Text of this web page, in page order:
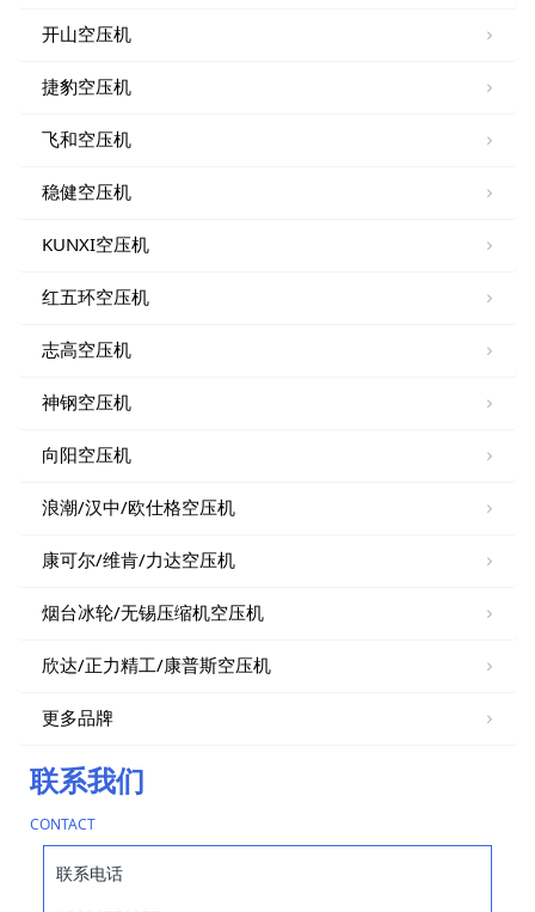
开山空压机
捷豹空压机
飞和空压机
稳健空压机
KUNXI空压机
红五环空压机
志高空压机
神钢空压机
向阳空压机
浪潮/汉中/欧仕格空压机
康可尔/维肯/力达空压机
烟台冰轮/无锡压缩机空压机
欣达/正力精工/康普斯空压机
更多品牌
联系我们
CONTACT
联系电话